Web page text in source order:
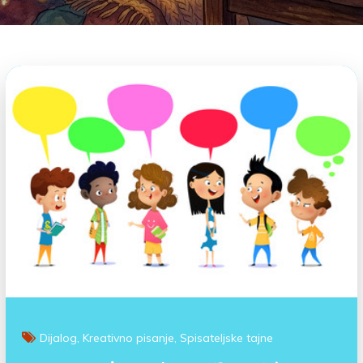
Dijalog Kreativno pisanje Spisateljske tajne